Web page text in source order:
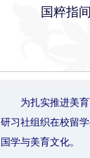
国粹指
为扎实推进美
研习社组织在校留
国学与美育文化。